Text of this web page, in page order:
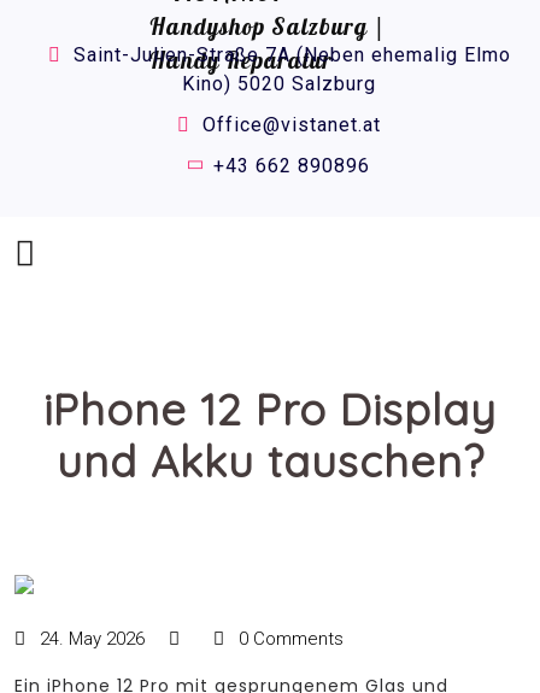
Saint-Julien-Straße 7A (Neben ehemalig Elmo
Kino) 5020 Salzburg
Office@vistanet.at
+43 662 890896
iPhone 12 Pro Display
und Akku tauschen?
24. May 2026 0 Comments
Ein iPhone 12 Pro mit gesprungenem Glas und